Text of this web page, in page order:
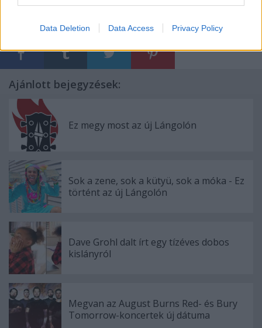
Data Deletion Data Access Privacy Policy
Címkék:pop bulvár björk hír divat art gucci kosztüm
extravagancia
Ajánlott bejegyzések:
Ez megy most az új Lángolón
Sok a zene, sok a kütyü, sok a móka - Ez
történt az új Lángolón
Dave Grohl dalt írt egy tízéves dobos
kislányról
Megvan az August Burns Red- és Bury
Tomorrow-koncertek új dátuma